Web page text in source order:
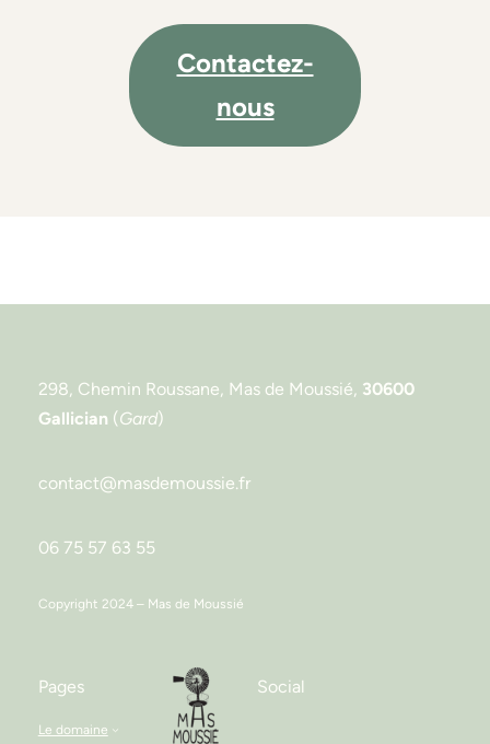
Contactez-
nous
298, Chemin Roussane, Mas de Moussié, 30600
Gallician (Gard)
contact@masdemoussie.fr
06 75 57 63 55
Copyright 2024 – Mas de Moussié
Pages
Le domaine
Social